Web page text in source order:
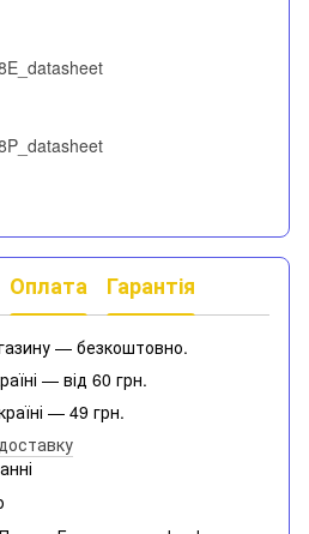
Оплата Гарантія
— безкоштовно.
— від 60 грн.
— 49 грн.